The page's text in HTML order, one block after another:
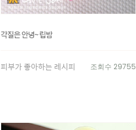
각질은 안녕~ 립밤
피부가 좋아하는 레시피 조회수 29755